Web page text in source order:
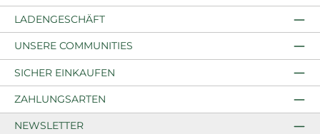
LADENGESCHÄFT
UNSERE COMMUNITIES
SICHER EINKAUFEN
ZAHLUNGSARTEN
NEWSLETTER